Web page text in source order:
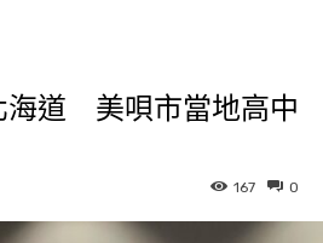
海道 美唄市當地高中
0
167